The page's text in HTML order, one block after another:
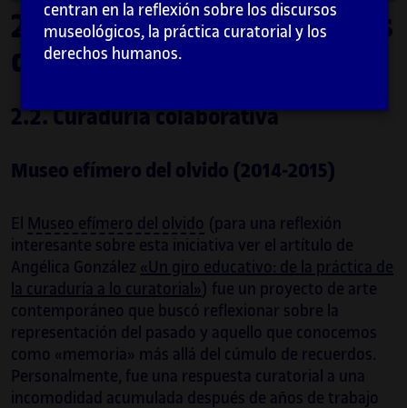
2. Formas de hacer y casos
de estudio
2.2. Curaduría colaborativa
Museo efímero del olvido (2014-2015)
El Museo efímero del olvido (para una reflexión
interesante sobre esta iniciativa ver el artítulo de
Angélica González «Un giro educativo: de la práctica de
la curaduría a lo curatorial» ) fue un proyecto de arte
contemporáneo que buscó reflexionar sobre la
representación del pasado y aquello que conocemos
como «memoria» más allá del cúmulo de recuerdos.
Personalmente, fue una respuesta curatorial a una
incomodidad acumulada después de años de trabajo
centran en la reflexión sobre los discursos
museológicos, la práctica curatorial y los
derechos humanos.